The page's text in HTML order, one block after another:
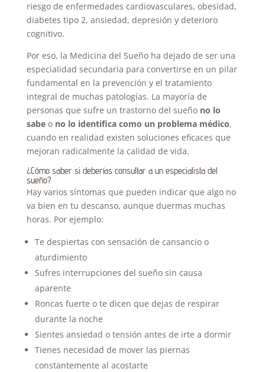
riesgo de enfermedades cardiovasculares, obesidad,
diabetes tipo 2, ansiedad, depresión y deterioro
cognitivo.
Por eso, la Medicina del Sueño ha dejado de ser una
especialidad secundaria para convertirse en un pilar
fundamental en la prevención y el tratamiento
integral de muchas patologías. La mayoría de
personas que sufre un trastorno del sueño no lo
sabeo no lo identifica como un problema médico,
cuando en realidad existen soluciones eficaces que
mejoran radicalmente la calidad de vida.
¿Cómo saber si deberías consultar a un especialista del
sueño?
Hay varios síntomas que pueden indicar que algo no
va bien en tu descanso, aunque duermas muchas
horas. Por ejemplo:
Te despiertas con sensación de cansancio o
aturdimiento
Sufres interrupciones del sueño sin causa
aparente
Roncas fuerte o te dicen que dejas de respirar
durante la noche
Sientes ansiedad o tensión antes de irte a dormir
Tienes necesidad de mover las piernas
constantemente al acostarte